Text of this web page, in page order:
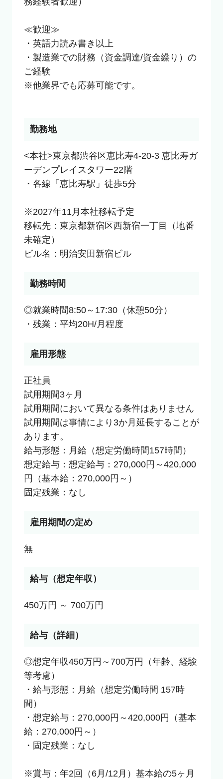
≪歓迎≫
・英語力読み書き以上
・製造業での財務（資金調達/資金繰り）の
ご経験
※他業界でも応募可能です。
勤務地
<本社>東京都渋谷区恵比寿4-20-3 恵比寿ガ
ーデンプレイスタワー22階
・各線「恵比寿駅」徒歩5分
※2027年11月本社移転予定
移転先：東京都新宿区西新宿一丁目（地番
未確定）
ビル名：明治安田新宿ビル
勤務時間
◎就業時間8:50～17:30（休憩50分）
・残業：平均20H/月程度
雇用形態
正社員
試用期間3ヶ月
試用期間において異なる条件はありません
試用期間は事情により3か月延長することが
あります。
給与形態：月給（想定労働時間157時間）
想定給与：想定給与：270,000円～420,000
円（基本給：270,000円～）
固定残業：なし
雇用期間の定め
無
給与（想定年収）
450万円 ～ 700万円
給与（詳細）
◎想定年収450万円～700万円（年齢、経験
等考慮）
・給与形態：月給（想定労働時間 157時
間）
・想定給与：270,000円～420,000円（基本
給：270,000円～）
・固定残業：なし
※賞与：年2回（6月/12月）基本給の5ヶ月